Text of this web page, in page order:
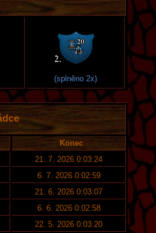
(splněno 2x)
Konec
21. 7. 2026 0:03:24
6. 7. 2026 0:02:59
21. 6. 2026 0:03:07
6. 6. 2026 0:02:58
22. 5. 2026 0:03:20